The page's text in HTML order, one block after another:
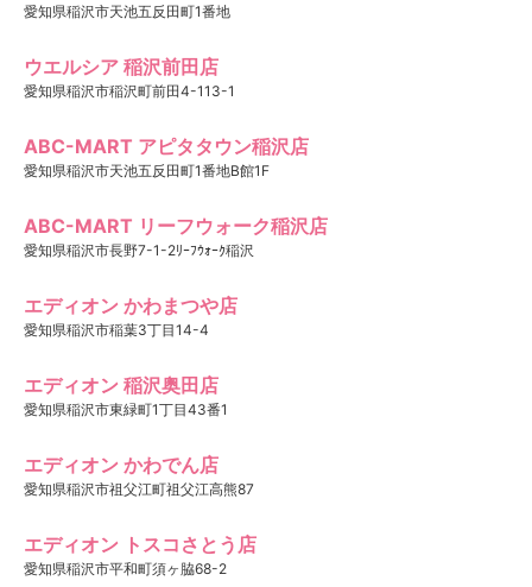
愛知県稲沢市天池五反田町1番地
ウエルシア 稲沢前田店
愛知県稲沢市稲沢町前田4-113-1
ABC-MART アピタタウン稲沢店
愛知県稲沢市天池五反田町1番地B館1F
ABC-MART リーフウォーク稲沢店
愛知県稲沢市長野7-1-2ﾘｰﾌｳｫｰｸ稲沢
エディオン かわまつや店
愛知県稲沢市稲葉3丁目14-4
エディオン 稲沢奥田店
愛知県稲沢市東緑町1丁目43番1
エディオン かわでん店
愛知県稲沢市祖父江町祖父江高熊87
エディオン トスコさとう店
愛知県稲沢市平和町須ヶ脇68-2